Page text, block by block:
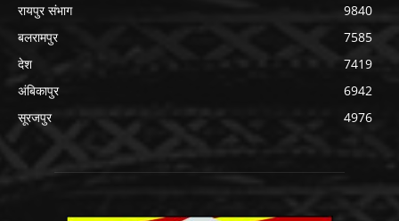
रायपुर संभाग
9840
बलरामपुर
7585
देश
7419
अंबिकापुर
6942
सूरजपुर
4976